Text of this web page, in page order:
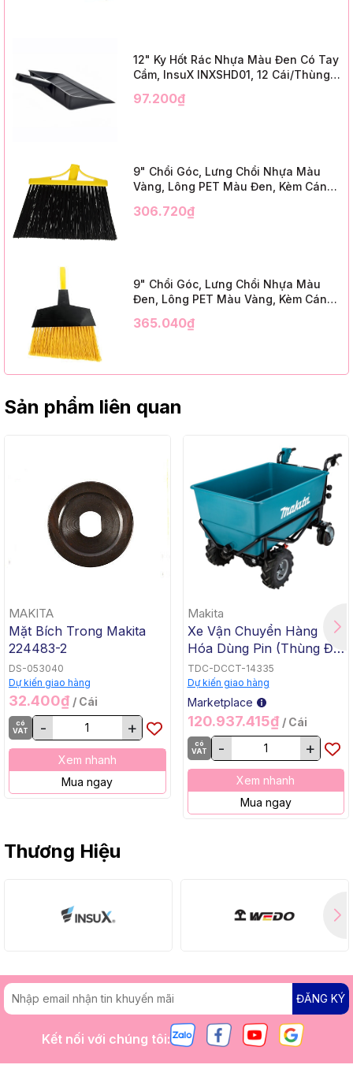
12" Ky Hốt Rác Nhựa Màu Đen Có Tay
Cầm, InsuX INXSHD01, 12 Cái/Thùng,
Black Plastic)
97.200₫
9" Chổi Góc, Lưng Chổi Nhựa Màu
Vàng, Lông PET Màu Đen, Kèm Cán
12 Bộ/Thùng (9" Angle Broom, Yellow
306.720₫
9" Chổi Góc, Lưng Chổi Nhựa Màu
Đen, Lông PET Màu Vàng, Kèm Cán
12 Bộ/Thùng (9" Angle Broom, Black
365.040₫
Sản phẩm liên quan
MAKITA
Mặt Bích Trong Makita
224483-2
DS-053040
Dự kiến giao hàng
32.400₫ / Cái
có
VAT
- +
Xem nhanh
Mua ngay
Makita
Xe Vận Chuyển Hàng
Hóa Dùng Pin (Thùng Đế
Bằng, BL, 18Vx2) Makita
DCU605Z
TDC-DCCT-14335
Dự kiến giao hàng
Marketplace
120.937.415₫ / Cái
có
VAT
- +
Xem nhanh
Mua ngay
Thương Hiệu
ĐĂNG KÝ
Kết nối với chúng tôi: